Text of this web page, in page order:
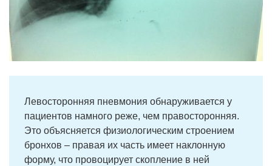
Левосторонняя пневмония обнаруживается у
пациентов намного реже, чем правосторонняя.
Это объясняется физиологическим строением
бронхов – правая их часть имеет наклонную
форму, что провоцирует скопление в ней